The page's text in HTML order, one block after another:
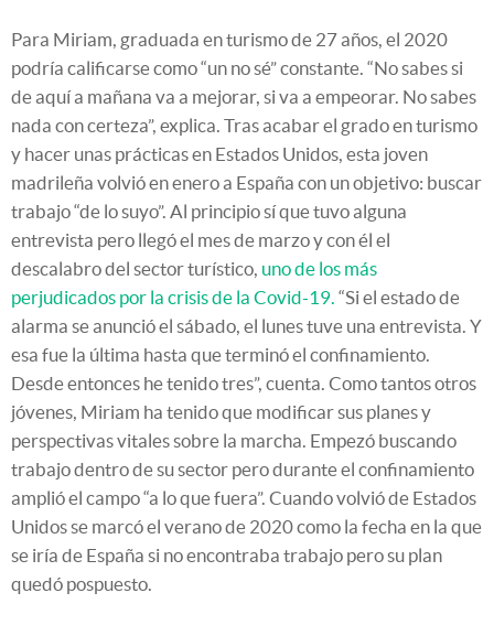
Para Miriam, graduada en turismo de 27 años, el 2020
podría calificarse como “un no sé” constante. “No sabes si
de aquí a mañana va a mejorar, si va a empeorar. No sabes
nada con certeza”, explica. Tras acabar el grado en turismo
y hacer unas prácticas en Estados Unidos, esta joven
madrileña volvió en enero a España con un objetivo: buscar
trabajo “de lo suyo”. Al principio sí que tuvo alguna
entrevista pero llegó el mes de marzo y con él el
descalabro del sector turístico, uno de los más
perjudicados por la crisis de la Covid-19. “Si el estado de
alarma se anunció el sábado, el lunes tuve una entrevista. Y
esa fue la última hasta que terminó el confinamiento.
Desde entonces he tenido tres”, cuenta. Como tantos otros
jóvenes, Miriam ha tenido que modificar sus planes y
perspectivas vitales sobre la marcha. Empezó buscando
trabajo dentro de su sector pero durante el confinamiento
amplió el campo “a lo que fuera”. Cuando volvió de Estados
Unidos se marcó el verano de 2020 como la fecha en la que
se iría de España si no encontraba trabajo pero su plan
quedó pospuesto.